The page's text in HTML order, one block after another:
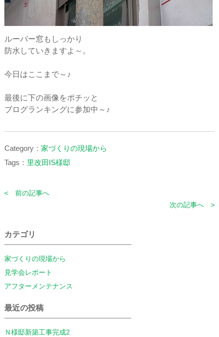
ルーバー窓もしっかり
防水していきますよ～。
今日はここまで～♪
最後に下の画像をポチッと
ブログランキングに参加中～♪
Category： 家づくりの現場から
Tags： 里改田IS様邸
< 前の記事へ
次の記事へ >
カテゴリ
家づくりの現場から
見学会レポート
アフターメンテナンス
最近の投稿
Ｎ様邸新築工事完成2